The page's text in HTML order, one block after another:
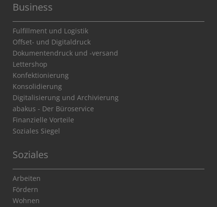
Business
Fulfillment und Logistik
Offset- und Digitaldruck
Dokumentendruck und -versand
Lettershop
Konfektionierung
Konsolidierung
Digitalisierung und Archivierung
abakus - Der Büroservice
Finanzielle Vorteile
Soziales Siegel
Soziales
Arbeiten
Fördern
Wohnen